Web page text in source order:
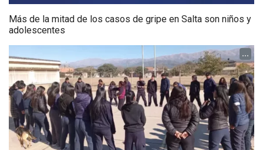
Más de la mitad de los casos de gripe en Salta son niños y
adolescentes
...